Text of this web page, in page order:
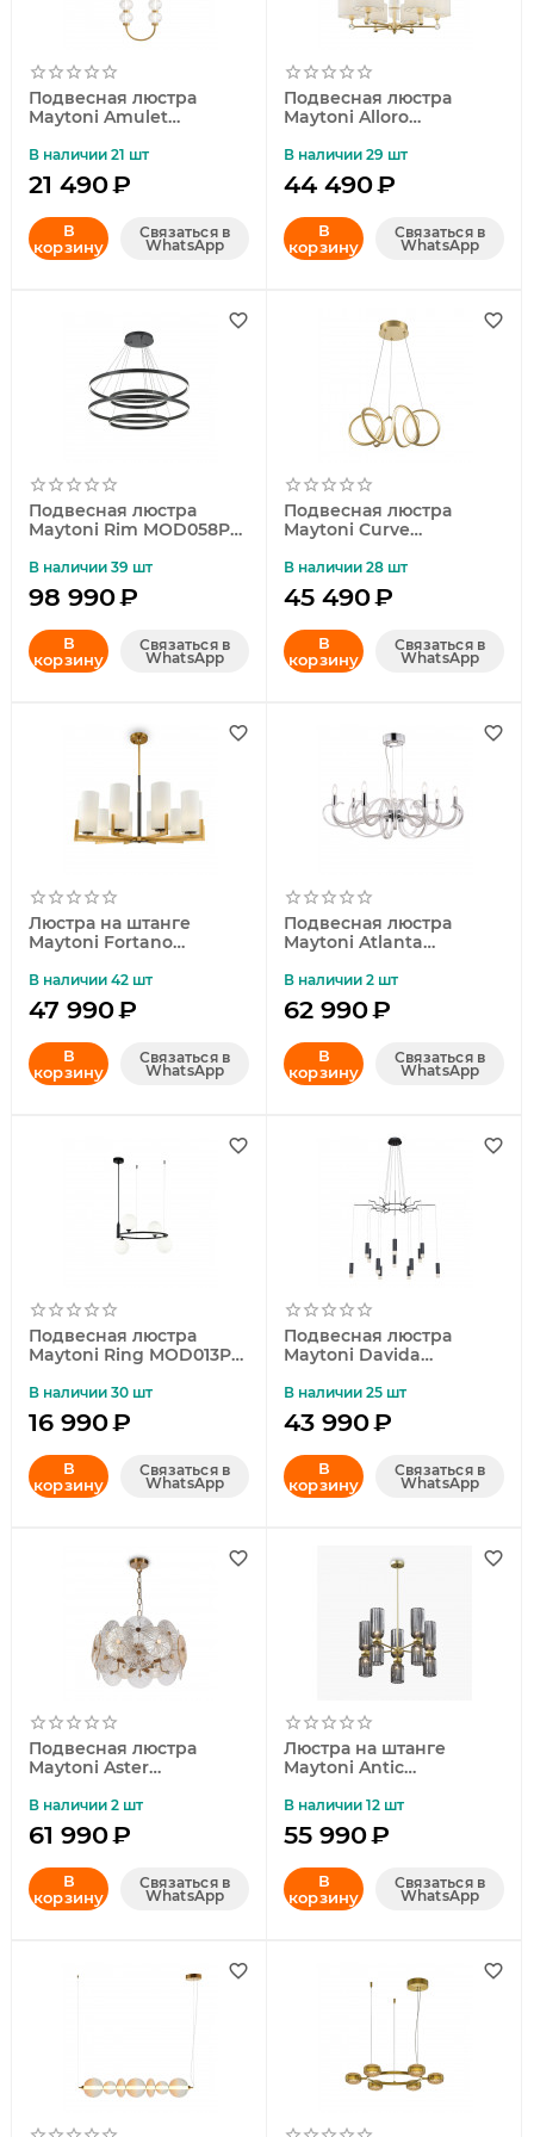
Подвесная люстра
Maytoni Amulet
В наличии 21 шт
21 490₽
В
корзину
Связаться в
WhatsApp
Подвесная люстра
Maytoni Alloro
В наличии 29 шт
44 490₽
В
корзину
Связаться в
WhatsApp
Подвесная люстра
Maytoni Rim MOD058PL-
В наличии 39 шт
98 990₽
В
корзину
Связаться в
WhatsApp
Подвесная люстра
Maytoni Curve
В наличии 28 шт
45 490₽
В
корзину
Связаться в
WhatsApp
Люстра на штанге
Maytoni Fortano
В наличии 42 шт
47 990₽
В
корзину
Связаться в
WhatsApp
Подвесная люстра
Maytoni Atlanta
В наличии 2 шт
62 990₽
В
корзину
Связаться в
WhatsApp
Подвесная люстра
Maytoni Ring MOD013PL-
В наличии 30 шт
16 990₽
В
корзину
Связаться в
WhatsApp
Подвесная люстра
Maytoni Davida
В наличии 25 шт
43 990₽
В
корзину
Связаться в
WhatsApp
Подвесная люстра
Maytoni Aster
В наличии 2 шт
61 990₽
В
корзину
Связаться в
WhatsApp
Люстра на штанге
Maytoni Antic
В наличии 12 шт
55 990₽
В
корзину
Связаться в
WhatsApp